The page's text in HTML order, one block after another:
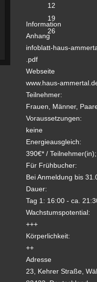
12
19
26
Information
Anhang
infoblatt-haus-
.pdf
Webseite
www.haus-
Teilnehmer:
Frauen, Männer,
Voraussetzungen:
keine
Energieausgleich:
390€* /
Für Frühbucher:
Bei Anmeldung bis
Dauer:
Tag 1: 16:00 - ca.
Wachstumspotential:
+++
Körperlichkeit:
++
Adresse
23, Kehrer Straße,